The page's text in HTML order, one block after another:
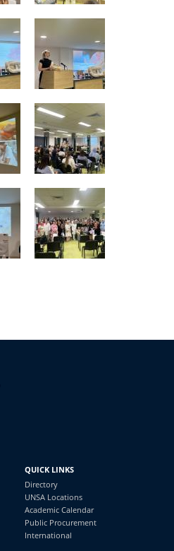
QUICK LINKS
Directory
UNSA Locations
Academic Calendar
Public Procurement
International